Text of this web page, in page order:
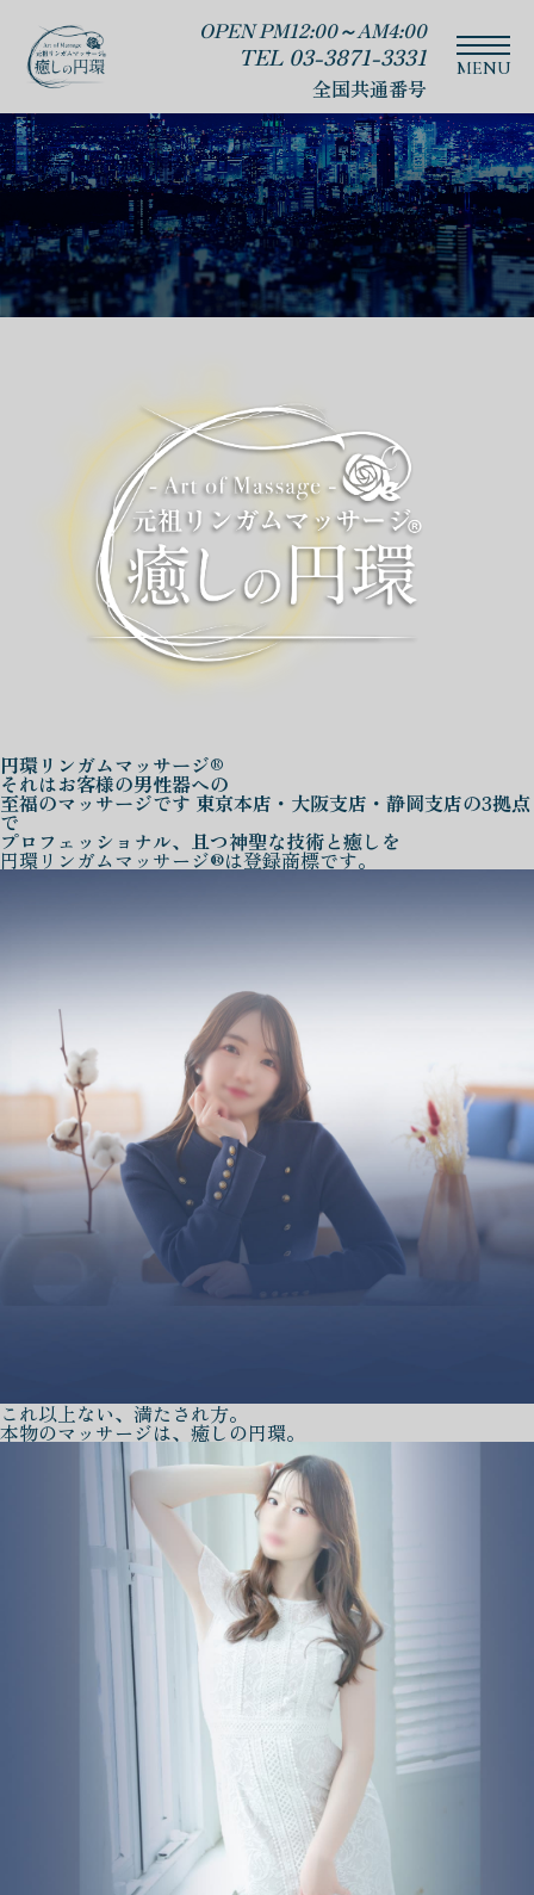
OPEN PM12:00～AM4:00
TEL 03-3871-3331
全国共通番号
円環リンガムマッサージ®
それはお客様の男性器への
至福のマッサージです 東京本店・大阪支店・静岡支店の3拠点
で
プロフェッショナル、且つ神聖な技術と癒しを
円環リンガムマッサージ®は登録商標です。
これ以上ない、満たされ方。
本物のマッサージは、癒しの円環。